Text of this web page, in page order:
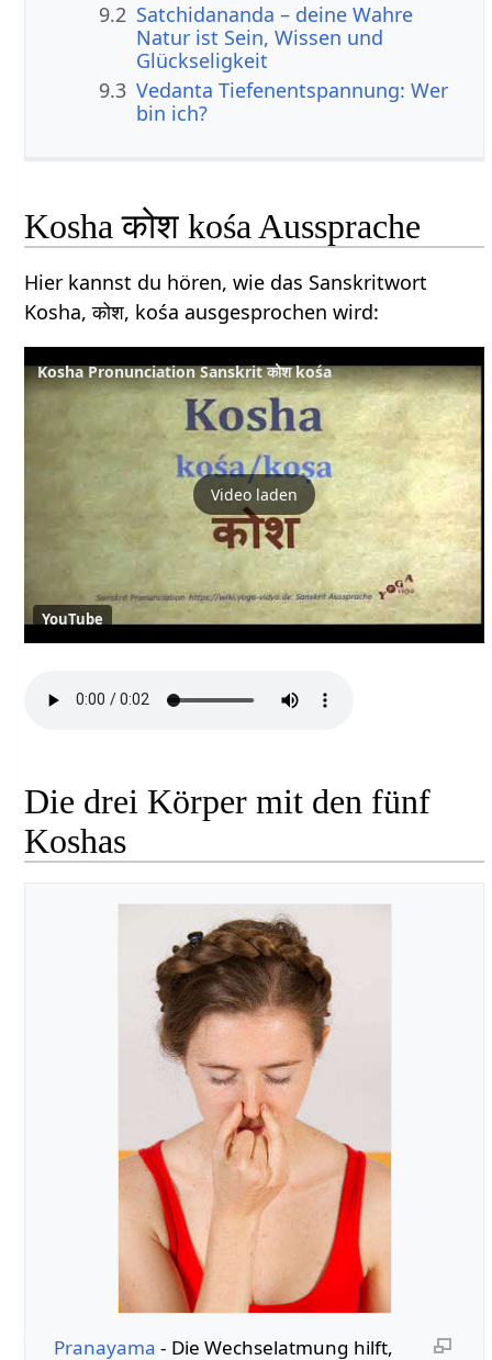
9.2 Satchidananda – deine Wahre
Natur ist Sein, Wissen und
Glückseligkeit
9.3 Vedanta Tiefenentspannung: Wer
bin ich?
Kosha कोश kośa Aussprache
Hier kannst du hören, wie das Sanskritwort
Kosha, कोश, kośa ausgesprochen wird:
Kosha Pronunciation Sanskrit कोश kośa
Video laden
YouTube
Die drei Körper mit den fünf
Koshas
Pranayama - Die Wechselatmung hilft,